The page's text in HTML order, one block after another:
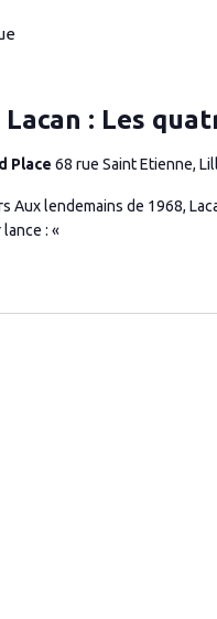
: Les
Place 68 rue Saint Etienne,
Aux lendemains de 1968,
: «